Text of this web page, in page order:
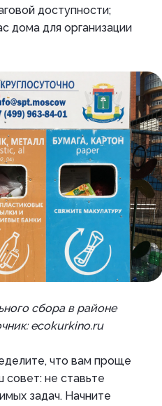
доступности;
дома для организации
сбора в районе
ecokurkino.ru
что вам проще
совет: не ставьте
задач. Начните